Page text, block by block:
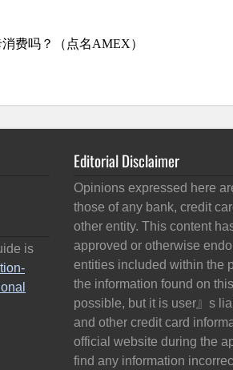
is
Editorial Disclaimer
Opinions expressed here
those of any bank, credit
other entity. This content
approved or otherwise
entities included within the
the information found on
possible, but it is user』s
and other credit card
official website during the
find any information